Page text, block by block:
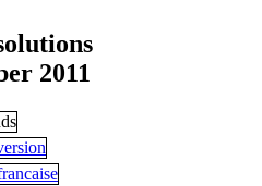
2011